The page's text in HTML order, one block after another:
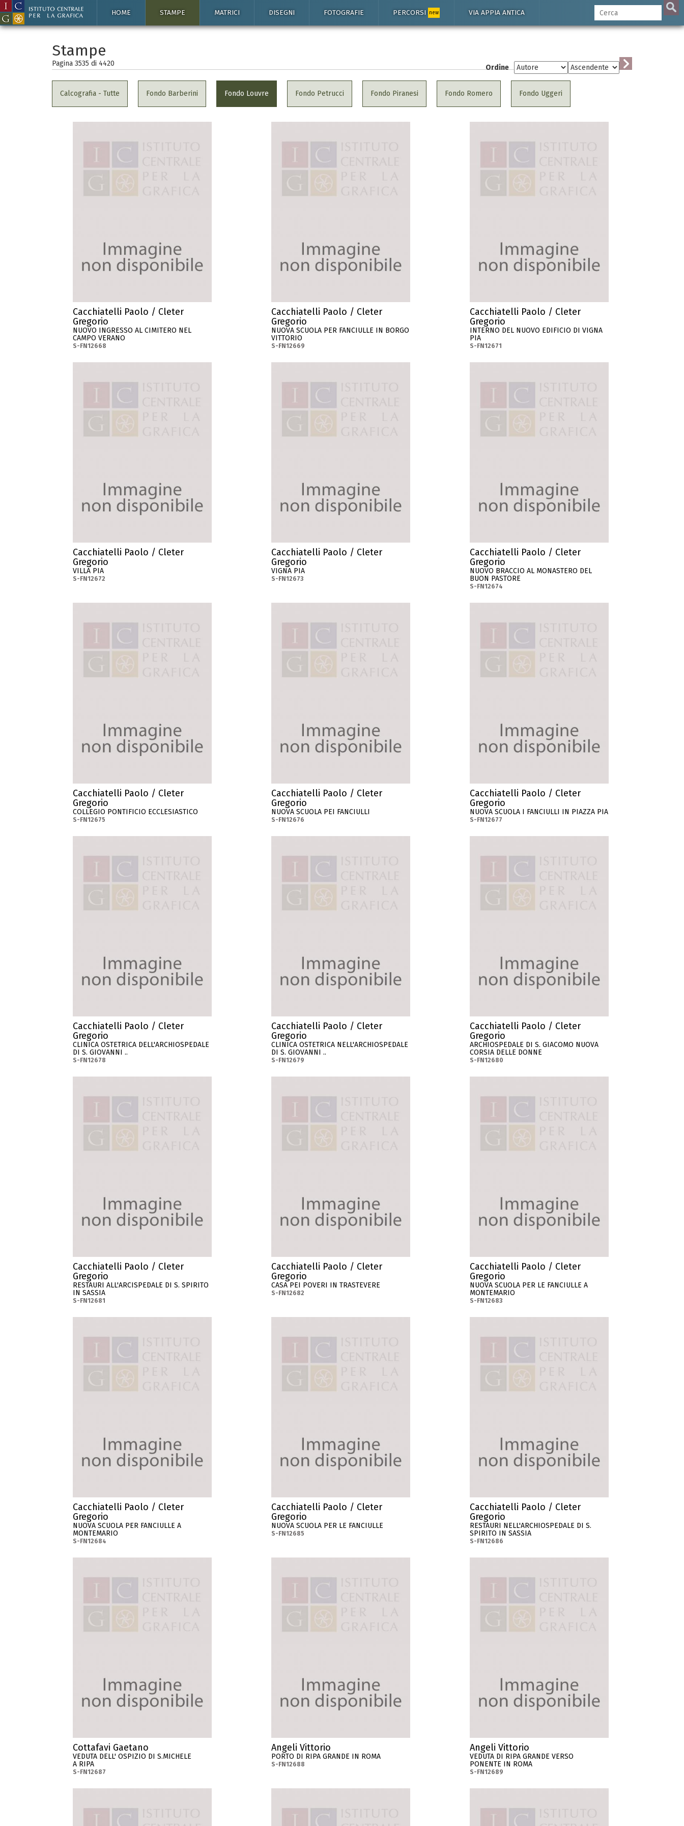
HOME STAMPE MATRICI DISEGNI FOTOGRAFIE PERCORSI new VIA APPIA ANTICA
Stampe
Pagina 3535 di 4420 Ordine
Calcografia - Tutte Fondo Barberini Fondo Louvre Fondo Petrucci Fondo Piranesi Fondo Romero Fondo Uggeri
Cacchiatelli Paolo / Cleter
Gregorio
NUOVO INGRESSO AL CIMITERO NEL
CAMPO VERANO
S-FN12668
Cacchiatelli Paolo / Cleter
Gregorio
NUOVA SCUOLA PER FANCIULLE IN BORGO
VITTORIO
S-FN12669
Cacchiatelli Paolo / Cleter
Gregorio
INTERNO DEL NUOVO EDIFICIO DI VIGNA
PIA
S-FN12671
Cacchiatelli Paolo / Cleter
Gregorio
VILLA PIA
S-FN12672
Cacchiatelli Paolo / Cleter
Gregorio
VIGNA PIA
S-FN12673
Cacchiatelli Paolo / Cleter
Gregorio
NUOVO BRACCIO AL MONASTERO DEL
BUON PASTORE
S-FN12674
Cacchiatelli Paolo / Cleter
Gregorio
COLLEGIO PONTIFICIO ECCLESIASTICO
S-FN12675
Cacchiatelli Paolo / Cleter
Gregorio
NUOVA SCUOLA PEI FANCIULLI
S-FN12676
Cacchiatelli Paolo / Cleter
Gregorio
NUOVA SCUOLA I FANCIULLI IN PIAZZA PIA
S-FN12677
Cacchiatelli Paolo / Cleter
Gregorio
CLINICA OSTETRICA DELL'ARCHIOSPEDALE
DI S. GIOVANNI ..
S-FN12678
Cacchiatelli Paolo / Cleter
Gregorio
CLINICA OSTETRICA NELL'ARCHIOSPEDALE
DI S. GIOVANNI ..
S-FN12679
Cacchiatelli Paolo / Cleter
Gregorio
ARCHIOSPEDALE DI S. GIACOMO NUOVA
CORSIA DELLE DONNE
S-FN12680
Cacchiatelli Paolo / Cleter
Gregorio
RESTAURI ALL'ARCISPEDALE DI S. SPIRITO
IN SASSIA
S-FN12681
Cacchiatelli Paolo / Cleter
Gregorio
CASA PEI POVERI IN TRASTEVERE
S-FN12682
Cacchiatelli Paolo / Cleter
Gregorio
NUOVA SCUOLA PER LE FANCIULLE A
MONTEMARIO
S-FN12683
Cacchiatelli Paolo / Cleter
Gregorio
NUOVA SCUOLA PER FANCIULLE A
MONTEMARIO
S-FN12684
Cacchiatelli Paolo / Cleter
Gregorio
NUOVA SCUOLA PER LE FANCIULLE
S-FN12685
Cacchiatelli Paolo / Cleter
Gregorio
RESTAURI NELL'ARCHIOSPEDALE DI S.
SPIRITO IN SASSIA
S-FN12686
Cottafavi Gaetano
VEDUTA DELL' OSPIZIO DI S.MICHELE
A RIPA
S-FN12687
Angeli Vittorio
PORTO DI RIPA GRANDE IN ROMA
S-FN12688
Angeli Vittorio
VEDUTA DI RIPA GRANDE VERSO
PONENTE IN ROMA
S-FN12689